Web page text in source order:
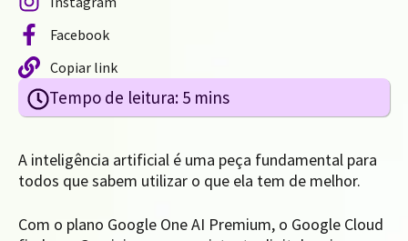
Facebook
Copiar link
A inteligência artificial é uma peça fundamental para
todos que sabem utilizar o que ela tem de melhor.
Com o plano Google One AI Premium, o Google Cloud